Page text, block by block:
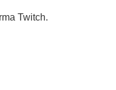
Twitch.